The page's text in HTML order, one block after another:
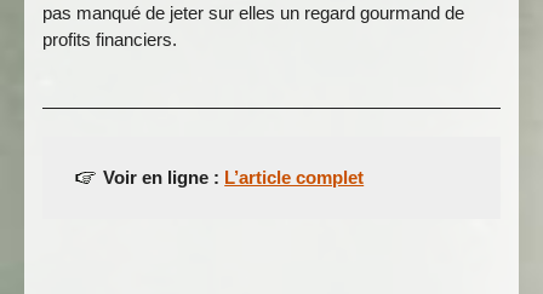
pas manqué de jeter sur elles un regard gourmand de
profits financiers.
Voir en ligne : L’article complet